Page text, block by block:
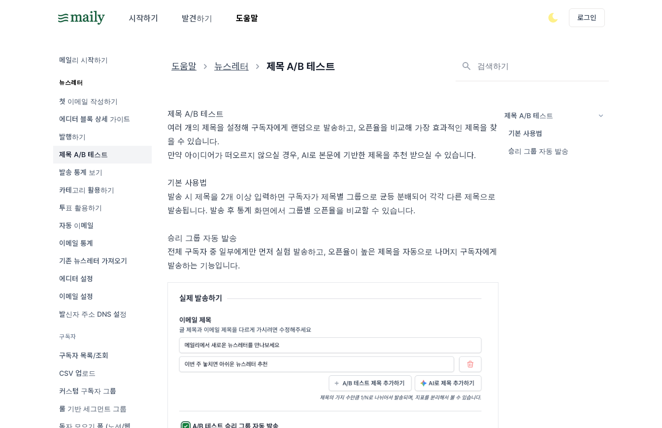
시작하기 발견하기 도움말 로그인
메일리 시작하기
뉴스레터
첫 이메일 작성하기
에디터 블록 상세 가이드
발행하기
제목 A/B 테스트
발송 통계 보기
카테고리 활용하기
투표 활용하기
자동 이메일
이메일 통계
기존 뉴스레터 가져오기
에디터 설정
이메일 설정
발신자 주소 DNS 설정
구독자
구독자 목록/조회
CSV 업로드
커스텀 구독자 그룹
룰 기반 세그먼트 그룹
독자 모으기 폼 (노션/웹
도움말 뉴스레터 제목 A/B 테스트 뉴스레터, 태그 검색하기
제목 A/B 테스트
여러 개의 제목을 설정해 구독자에게 랜덤으로 발송하고, 오픈율을 비교해 가장 효과적인 제목을 찾
을 수 있습니다.
만약 아이디어가 떠오르지 않으실 경우, AI로 본문에 기반한 제목을 추천 받으실 수 있습니다.
기본 사용법
발송 시 제목을 2개 이상 입력하면 구독자가 제목별 그룹으로 균등 분배되어 각각 다른 제목으로
발송됩니다. 발송 후 통계 화면에서 그룹별 오픈율을 비교할 수 있습니다.
승리 그룹 자동 발송
전체 구독자 중 일부에게만 먼저 실험 발송하고, 오픈율이 높은 제목을 자동으로 나머지 구독자에게
발송하는 기능입니다.
제목 A/B 테스트
기본 사용법
승리 그룹 자동 발송